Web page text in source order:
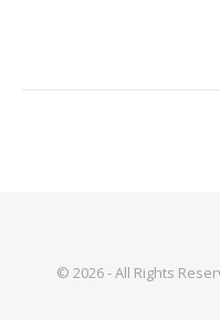
© 2026 - All Rights